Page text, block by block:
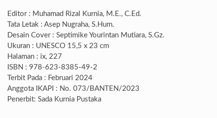
Editor : Muhamad Rizal Kurnia, M.E., C.Ed.
Tata Letak : Asep Nugraha, S.Hum.
Desain Cover : Septimike Yourintan Mutiara, S.Gz.
Ukuran : UNESCO 15,5 x 23 cm
Halaman : ix, 227
ISBN : 978-623-8385-49-2
Terbit Pada : Februari 2024
Anggota IKAPI : No. 073/BANTEN/2023
Penerbit: Sada Kurnia Pustaka